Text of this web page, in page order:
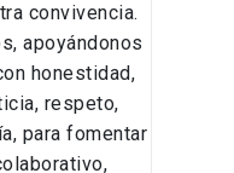
convivencia.
apoyándonos
honestidad,
respeto,
para fomentar